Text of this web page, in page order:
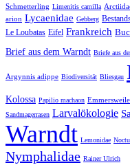
Schmetterling Limenitis camilla
arion Lycaenidae Gebberg
Le Loubatas Eifel Frankreich
Brief aus dem Warndt Briefe aus
Argynnis adippe Biodiversität Bliesgau
Kolossa Papilio machaon
Sandmagerrasen Larvalökologie
Warndt Lemonidae
Nymphalidae Rainer Ulrich